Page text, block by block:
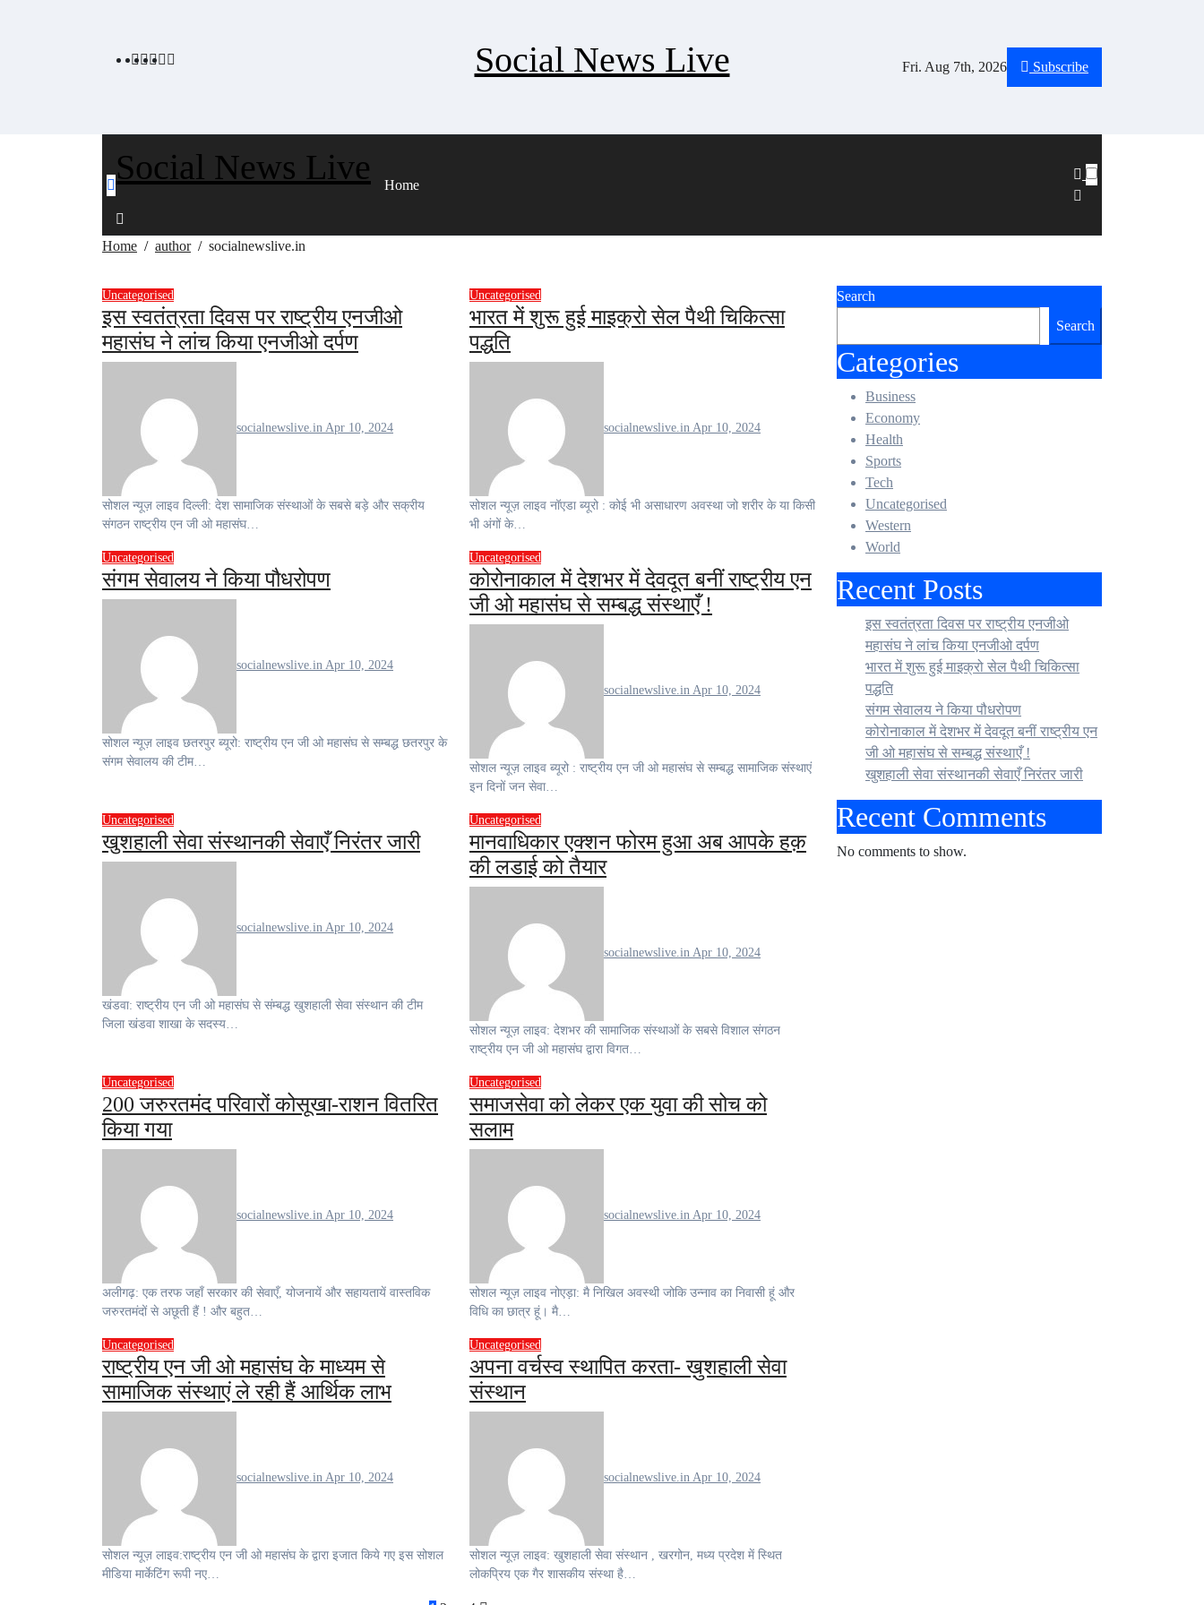
Social News Live Fri. Aug 7th, 2026 Subscribe
Social News Live Home
Home author socialnewslive.in
Uncategorised
इस स्वतंत्रता दिवस पर राष्ट्रीय एनजीओ
महासंघ ने लांच किया एनजीओ दर्पण
socialnewslive.in Apr 10, 2024
सोशल न्यूज़ लाइव दिल्ली: देश सामाजिक संस्थाओं के सबसे बड़े और सक्रीय
संगठन राष्ट्रीय एन जी ओ महासंघ…
Uncategorised
भारत में शुरू हुई माइक्रो सेल पैथी चिकित्सा
पद्धति
socialnewslive.in Apr 10, 2024
सोशल न्यूज़ लाइव नॉएडा ब्यूरो : कोई भी असाधारण अवस्था जो शरीर के या किसी
भी अंगों के…
Uncategorised
संगम सेवालय ने किया पौधरोपण
socialnewslive.in Apr 10, 2024
सोशल न्यूज़ लाइव छतरपुर ब्यूरो: राष्ट्रीय एन जी ओ महासंघ से सम्बद्ध छतरपुर के
संगम सेवालय की टीम…
Uncategorised
कोरोनाकाल में देशभर में देवदूत बनीं राष्ट्रीय एन
जी ओ महासंघ से सम्बद्ध संस्थाएँ !
socialnewslive.in Apr 10, 2024
सोशल न्यूज़ लाइव ब्यूरो : राष्ट्रीय एन जी ओ महासंघ से सम्बद्ध सामाजिक संस्थाएं
इन दिनों जन सेवा…
Uncategorised
खुशहाली सेवा संस्थानकी सेवाएँ निरंतर जारी
socialnewslive.in Apr 10, 2024
खंडवा: राष्ट्रीय एन जी ओ महासंघ से संम्बद्ध खुशहाली सेवा संस्थान की टीम
जिला खंडवा शाखा के सदस्य…
Uncategorised
मानवाधिकार एक्शन फोरम हुआ अब आपके हक़
की लडाई को तैयार
socialnewslive.in Apr 10, 2024
सोशल न्यूज़ लाइव: देशभर की सामाजिक संस्थाओं के सबसे विशाल संगठन
राष्ट्रीय एन जी ओ महासंघ द्वारा विगत…
Uncategorised
200 जरुरतमंद परिवारों कोसूखा-राशन वितरित
किया गया
socialnewslive.in Apr 10, 2024
अलीगढ़: एक तरफ जहाँ सरकार की सेवाएँ, योजनायें और सहायतायें वास्तविक
जरुरतमंदों से अछूती हैं ! और बहुत…
Uncategorised
समाजसेवा को लेकर एक युवा की सोच को
सलाम
socialnewslive.in Apr 10, 2024
सोशल न्यूज़ लाइव नोएड़ा: मै निखिल अवस्थी जोकि उन्नाव का निवासी हूं और
विधि का छात्र हूं। मै…
Uncategorised
राष्ट्रीय एन जी ओ महासंघ के माध्यम से
सामाजिक संस्थाएं ले रही हैं आर्थिक लाभ
socialnewslive.in Apr 10, 2024
सोशल न्यूज़ लाइव:राष्ट्रीय एन जी ओ महासंघ के द्वारा इजात किये गए इस सोशल
मीडिया मार्केटिंग रूपी नए…
Uncategorised
अपना वर्चस्व स्थापित करता- ख़ुशहाली सेवा
संस्थान
socialnewslive.in Apr 10, 2024
सोशल न्यूज़ लाइव: खुशहाली सेवा संस्थान , खरगोन, मध्य प्रदेश में स्थित
लोकप्रिय एक गैर शासकीय संस्था है…
Search
Search
Categories
Business
Economy
Health
Sports
Tech
Uncategorised
Western
World
Recent Posts
इस स्वतंत्रता दिवस पर राष्ट्रीय एनजीओ
महासंघ ने लांच किया एनजीओ दर्पण
भारत में शुरू हुई माइक्रो सेल पैथी चिकित्सा
पद्धति
संगम सेवालय ने किया पौधरोपण
कोरोनाकाल में देशभर में देवदूत बनीं राष्ट्रीय एन
जी ओ महासंघ से सम्बद्ध संस्थाएँ !
खुशहाली सेवा संस्थानकी सेवाएँ निरंतर जारी
Recent Comments
No comments to show.